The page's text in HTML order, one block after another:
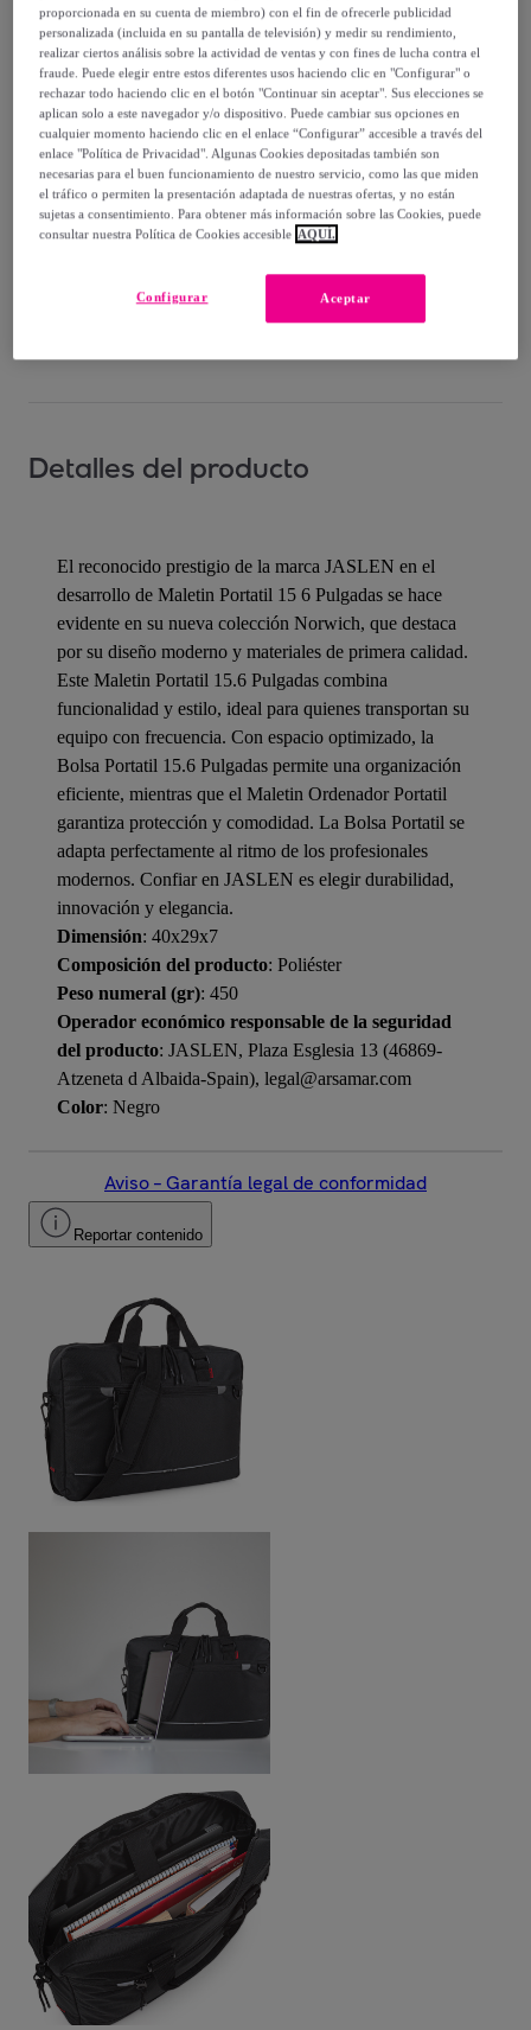
Vendido porTOP MALETAS
Entrega
Envío gratis
Detalles del producto
El reconocido prestigio de la marca JASLEN en el
desarrollo de Maletin Portatil 15 6 Pulgadas se hace
evidente en su nueva colección Norwich, que destaca
por su diseño moderno y materiales de primera calidad.
Este Maletin Portatil 15.6 Pulgadas combina
funcionalidad y estilo, ideal para quienes transportan su
equipo con frecuencia. Con espacio optimizado, la
Bolsa Portatil 15.6 Pulgadas permite una organización
eficiente, mientras que el Maletin Ordenador Portatil
garantiza protección y comodidad. La Bolsa Portatil se
adapta perfectamente al ritmo de los profesionales
modernos. Confiar en JASLEN es elegir durabilidad,
innovación y elegancia.
Dimensión: 40x29x7
Composición del producto: Poliéster
Peso numeral (gr): 450
Operador económico responsable de la seguridad
del producto: JASLEN, Plaza Esglesia 13 (46869-
Atzeneta d Albaida-Spain), legal@arsamar.com
Color: Negro
Aviso – Garantía legal de conformidad
Reportar contenido
proporcionada en su cuenta de miembro) con el fin de ofrecerle publicidad
personalizada (incluida en su pantalla de televisión) y medir su rendimiento,
realizar ciertos análisis sobre la actividad de ventas y con fines de lucha contra el
fraude. Puede elegir entre estos diferentes usos haciendo clic en "Configurar" o
rechazar todo haciendo clic en el botón "Continuar sin aceptar". Sus elecciones se
aplican solo a este navegador y/o dispositivo. Puede cambiar sus opciones en
cualquier momento haciendo clic en el enlace “Configurar” accesible a través del
enlace "Política de Privacidad". Algunas Cookies depositadas también son
necesarias para el buen funcionamiento de nuestro servicio, como las que miden
el tráfico o permiten la presentación adaptada de nuestras ofertas, y no están
sujetas a consentimiento. Para obtener más información sobre las Cookies, puede
consultar nuestra Política de Cookies accesible AQUÍ.
Aceptar
Configurar